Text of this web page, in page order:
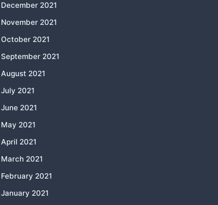
December 2021
November 2021
October 2021
September 2021
August 2021
July 2021
June 2021
May 2021
April 2021
March 2021
February 2021
January 2021